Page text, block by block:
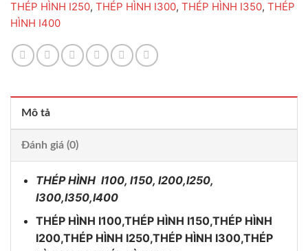
THÉP HÌNH I250, THÉP HÌNH I300, THÉP HÌNH I350, THÉP
HÌNH I400
Mô tả
Đánh giá (0)
THÉP HÌNH I100, I150, I200,I250,
I300,I350,I400
THÉP HÌNH I100,THÉP HÌNH I150,THÉP HÌNH
I200,THÉP HÌNH I250,THÉP HÌNH I300,THÉP